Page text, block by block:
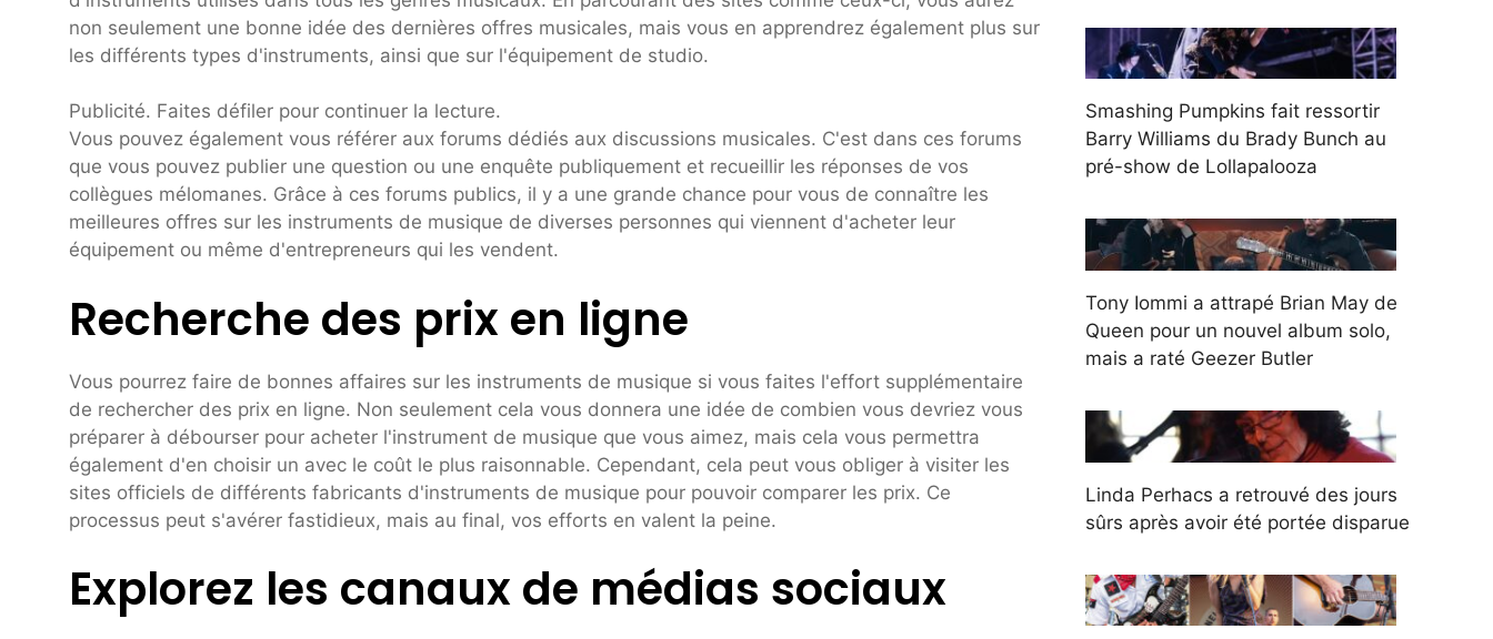
non seulement une bonne idée des dernières offres musicales, mais vous en apprendrez également plus sur
les différents types d'instruments, ainsi que sur l'équipement de studio.
Publicité. Faites défiler pour continuer la lecture.
Vous pouvez également vous référer aux forums dédiés aux discussions musicales. C'est dans ces forums
que vous pouvez publier une question ou une enquête publiquement et recueillir les réponses de vos
collègues mélomanes. Grâce à ces forums publics, il y a une grande chance pour vous de connaître les
meilleures offres sur les instruments de musique de diverses personnes qui viennent d'acheter leur
équipement ou même d'entrepreneurs qui les vendent.
Recherche des prix en ligne
Vous pourrez faire de bonnes affaires sur les instruments de musique si vous faites l'effort supplémentaire
de rechercher des prix en ligne. Non seulement cela vous donnera une idée de combien vous devriez vous
préparer à débourser pour acheter l'instrument de musique que vous aimez, mais cela vous permettra
également d'en choisir un avec le coût le plus raisonnable. Cependant, cela peut vous obliger à visiter les
sites officiels de différents fabricants d'instruments de musique pour pouvoir comparer les prix. Ce
processus peut s'avérer fastidieux, mais au final, vos efforts en valent la peine.
Explorez les canaux de médias sociaux
Smashing Pumpkins fait ressortir
Barry Williams du Brady Bunch au
pré-show de Lollapalooza
Tony Iommi a attrapé Brian May de
Queen pour un nouvel album solo,
mais a raté Geezer Butler
Linda Perhacs a retrouvé des jours
sûrs après avoir été portée disparue